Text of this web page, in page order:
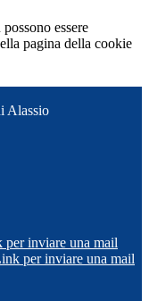
essere
pagina della cookie
Alassio
per inviare una mail
per inviare una mail